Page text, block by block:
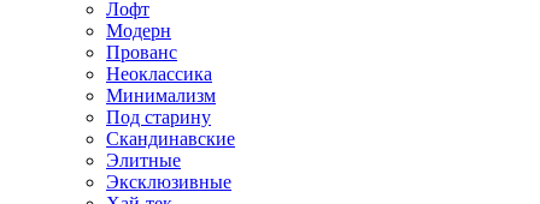
Лофт
Модерн
Прованс
Неоклассика
Минимализм
Под старину
Скандинавские
Элитные
Эксклюзивные